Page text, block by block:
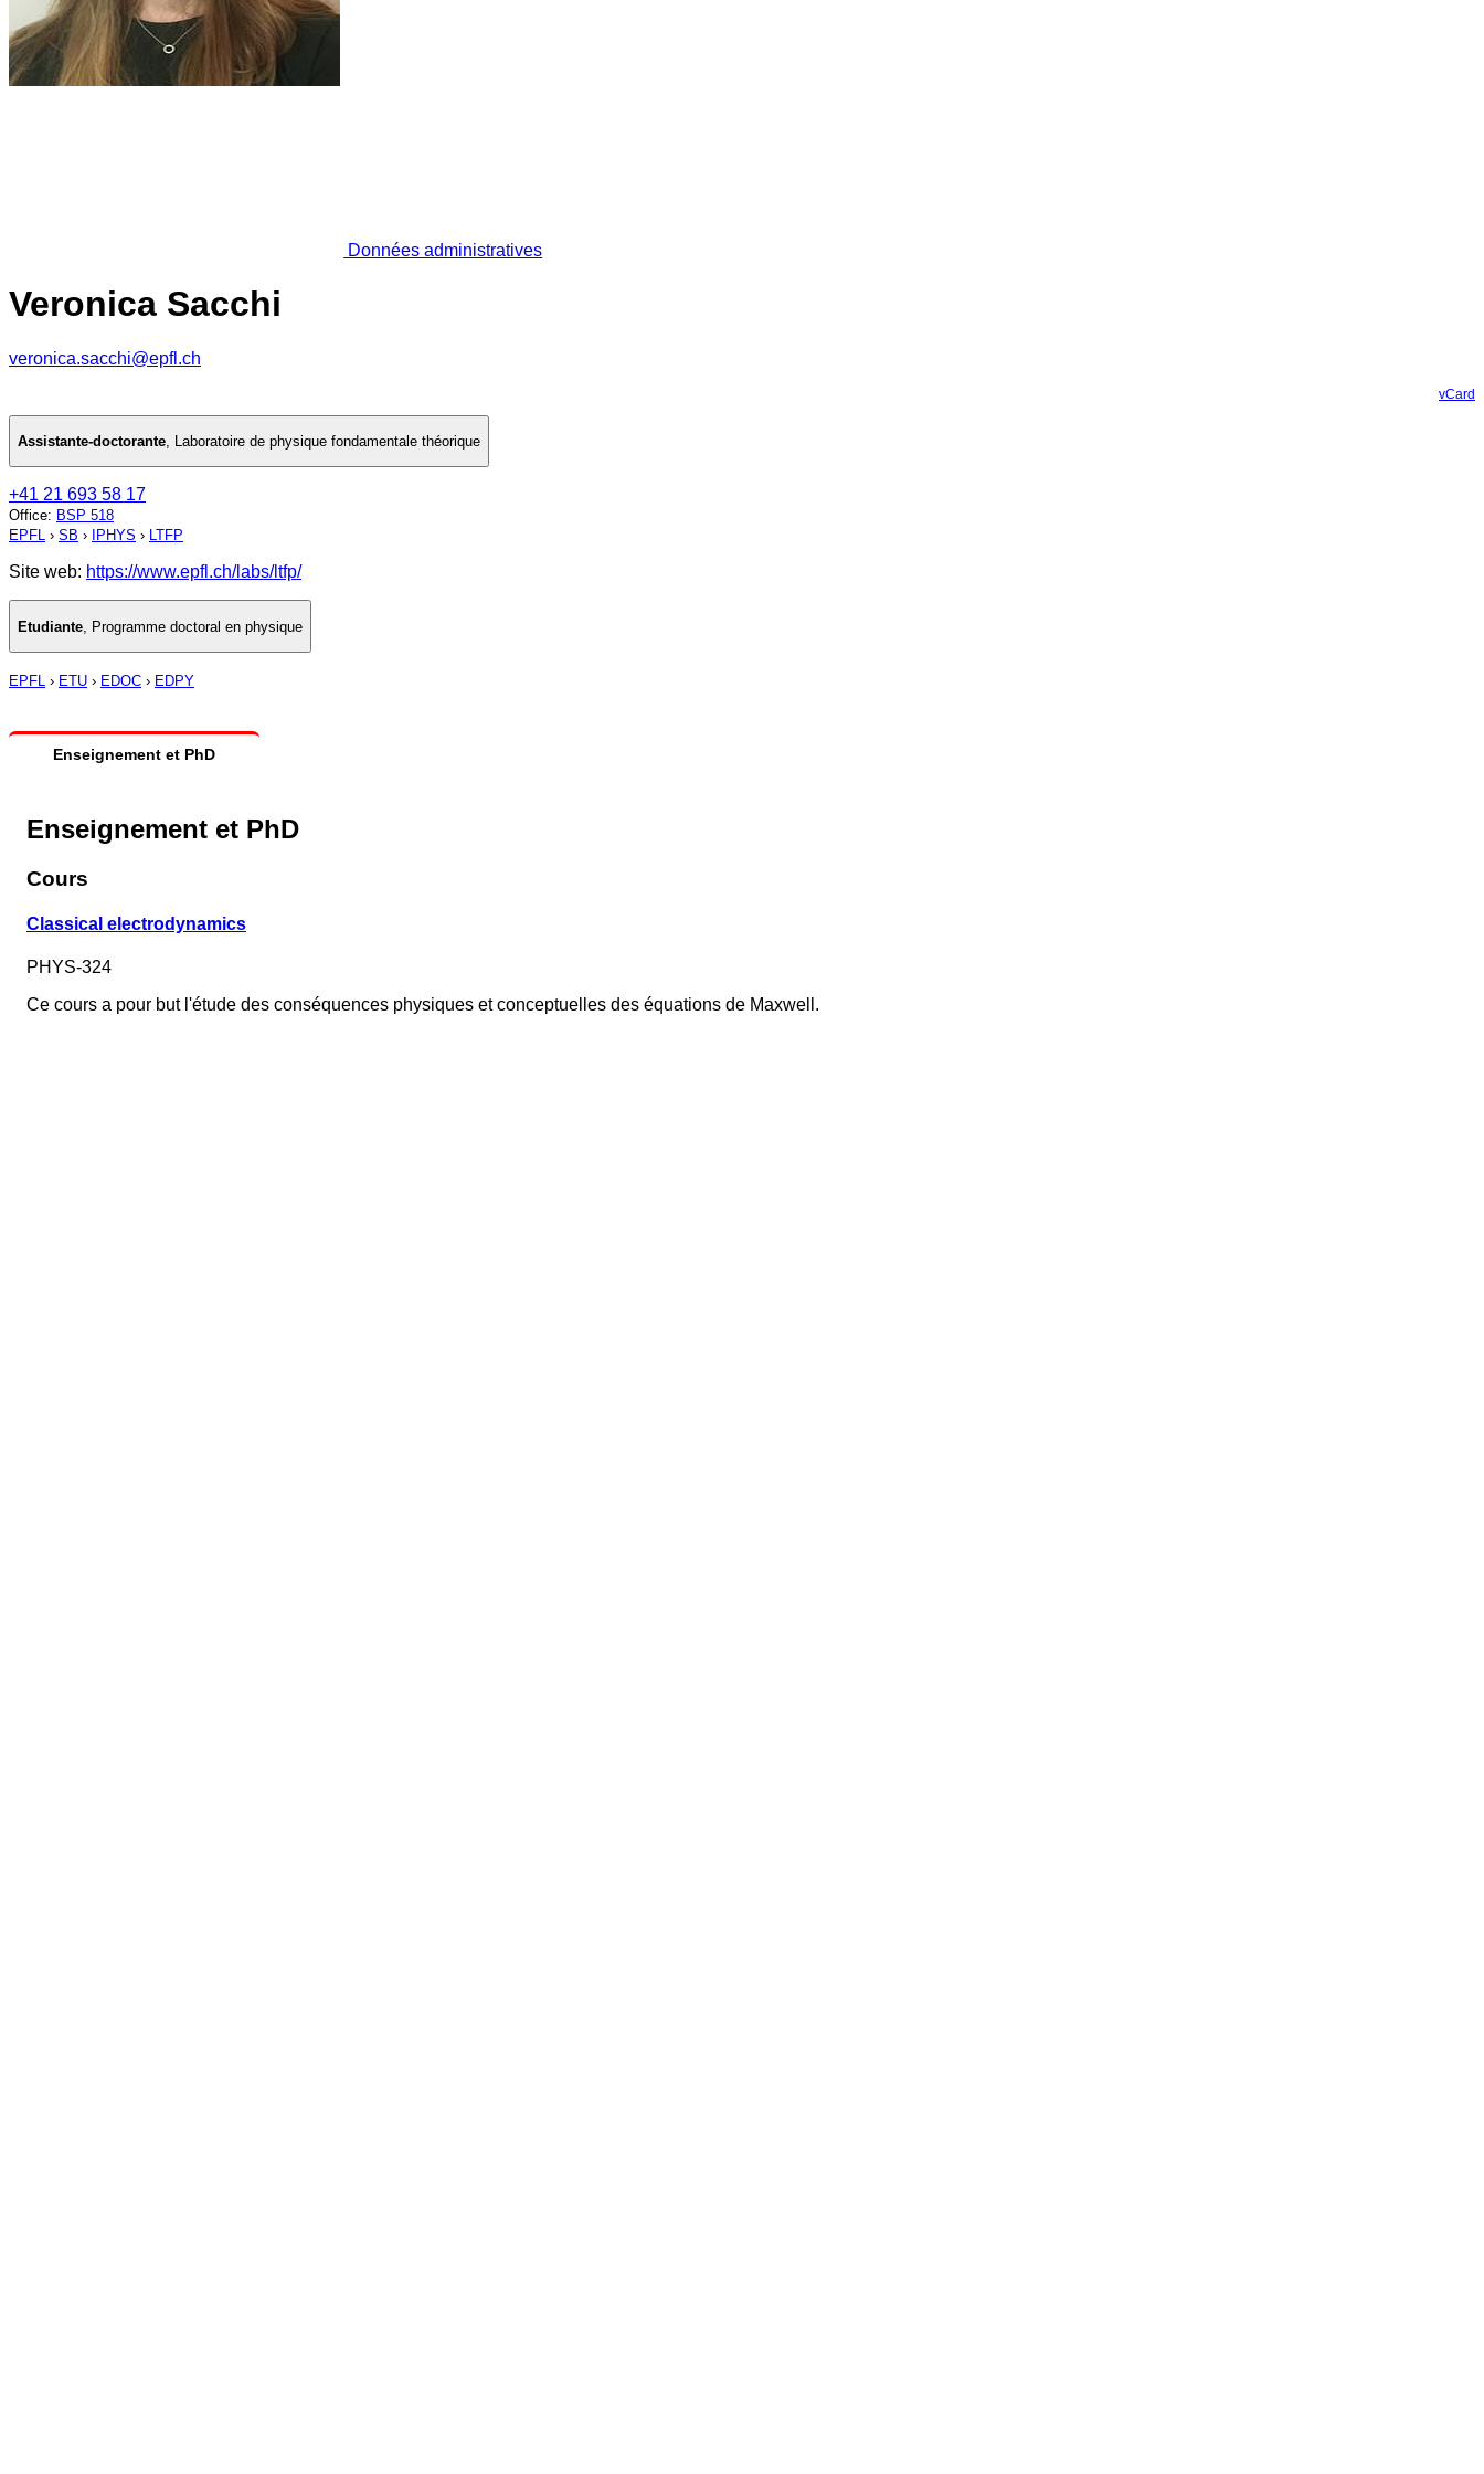
Données administratives
Veronica Sacchi
veronica.sacchi@epfl.ch
vCard
Assistante-doctorante, Laboratoire de physique fondamentale théorique
+41 21 693 58 17
Office: BSP 518
EPFL › SB › IPHYS › LTFP
Site web: https://www.epfl.ch/labs/ltfp/
Etudiante Programme doctoral en physique
EPFL › ETU › EDOC › EDPY
Enseignement et PhD
Enseignement et PhD
Cours
Classical electrodynamics
PHYS-324
Ce cours a pour but l'étude des conséquences physiques et conceptuelles des équations de Maxwell.